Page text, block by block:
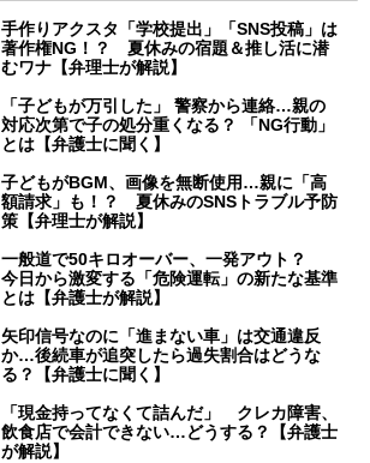
手作りアクスタ「学校提出」「SNS投稿」は
著作権NG！？ 夏休みの宿題＆推し活に潜
むワナ【弁理士が解説】
「子どもが万引した」 警察から連絡…親の
対応次第で子の処分重くなる？ 「NG行動」
とは【弁護士に聞く】
子どもがBGM、画像を無断使用…親に「高
額請求」も！？ 夏休みのSNSトラブル予防
策【弁理士が解説】
一般道で50キロオーバー、一発アウト？
今日から激変する「危険運転」の新たな基準
とは【弁護士が解説】
矢印信号なのに「進まない車」は交通違反
か…後続車が追突したら過失割合はどうな
る？【弁護士に聞く】
「現金持ってなくて詰んだ」 クレカ障害、
飲食店で会計できない…どうする？【弁護士
が解説】